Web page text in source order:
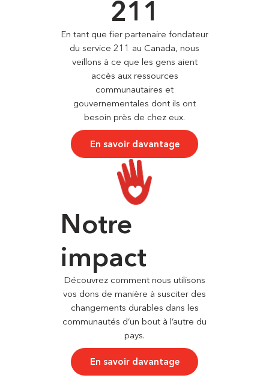
211
En tant que fier partenaire fondateur
du service 211 au Canada, nous
veillons à ce que les gens aient
accès aux ressources
communautaires et
gouvernementales dont ils ont
besoin près de chez eux.
En savoir davantage
Notre
impact
Découvrez comment nous utilisons
vos dons de manière à susciter des
changements durables dans les
communautés d’un bout à l’autre du
pays.
En savoir davantage